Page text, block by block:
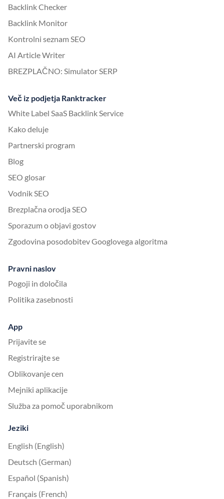
Backlink Checker
Backlink Monitor
Kontrolni seznam SEO
AI Article Writer
BREZPLAČNO: Simulator SERP
Več iz podjetja Ranktracker
White Label SaaS Backlink Service
Kako deluje
Partnerski program
Blog
SEO glosar
Vodnik SEO
Brezplačna orodja SEO
Sporazum o objavi gostov
Zgodovina posodobitev Googlovega algoritma
Pravni naslov
Pogoji in določila
Politika zasebnosti
App
Prijavite se
Registrirajte se
Oblikovanje cen
Mejniki aplikacije
Služba za pomoč uporabnikom
Jeziki
English (English)
Deutsch (German)
Español (Spanish)
Français (French)